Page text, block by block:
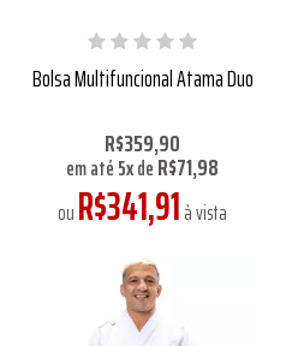
Bolsa Multifuncional Atama Duo
R$359,90
em até5xdeR$71,98
ouR$341,91à vista